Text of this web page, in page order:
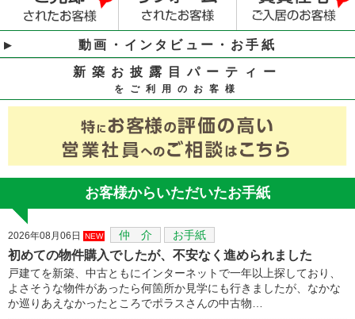
動画・インタビュー・お手紙
新築お披露目パーティー
をご利用のお客様
お客様からいただいたお手紙
2026年08月06日 NEW 仲 介 お手紙
初めての物件購入でしたが、不安なく進められました
戸建てを新築、中古ともにインターネットで一年以上探しており、
よさそうな物件があったら何箇所か見学にも行きましたが、なかな
か巡りあえなかったところでポラスさんの中古物…